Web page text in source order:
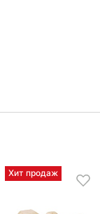
Хит продаж